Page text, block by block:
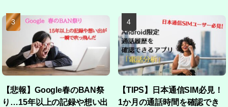
【悲報】Google春のBAN祭
り…15年以上の記録や想い出
【TIPS】日本通信SIM必見！
1か月の通話時間を確認でき